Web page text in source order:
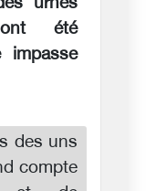
été
impasse
des uns
compte